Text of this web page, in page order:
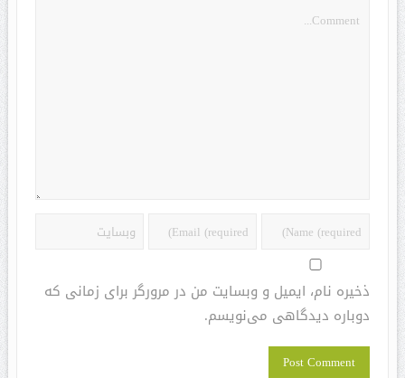
ذخیره نام، ایمیل و وبسایت من در مرورگر برای زمانی که
دوباره دیدگاهی می‌نویسم.